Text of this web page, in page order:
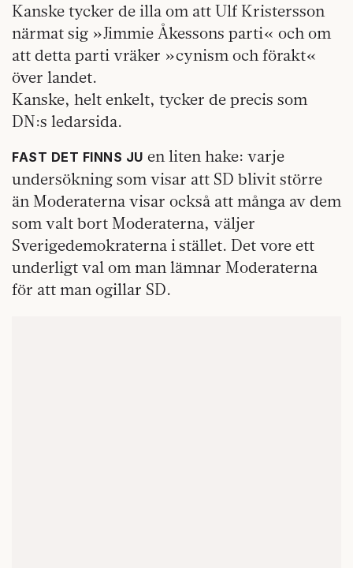
Kanske tycker de illa om att Ulf Kristersson
närmat sig »Jimmie Åkessons parti« och om
att detta parti vräker »cynism och förakt«
över landet.
Kanske, helt enkelt, tycker de precis som
DN:s ledarsida.
FAST DET FINNS JU en liten hake: varje
undersökning som visar att SD blivit större
än Moderaterna visar också att många av dem
som valt bort Moderaterna, väljer
Sverigedemokraterna i stället. Det vore ett
underligt val om man lämnar Moderaterna
för att man ogillar SD.